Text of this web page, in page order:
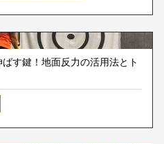
す鍵！地面反力の活用法とト